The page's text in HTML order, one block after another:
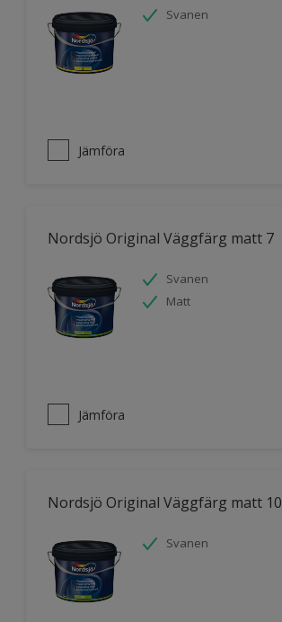
Svanen
Jämföra
Nordsjö Original Väggfärg matt 7
Svanen
Matt
Jämföra
Nordsjö Original Väggfärg matt 10
Svanen